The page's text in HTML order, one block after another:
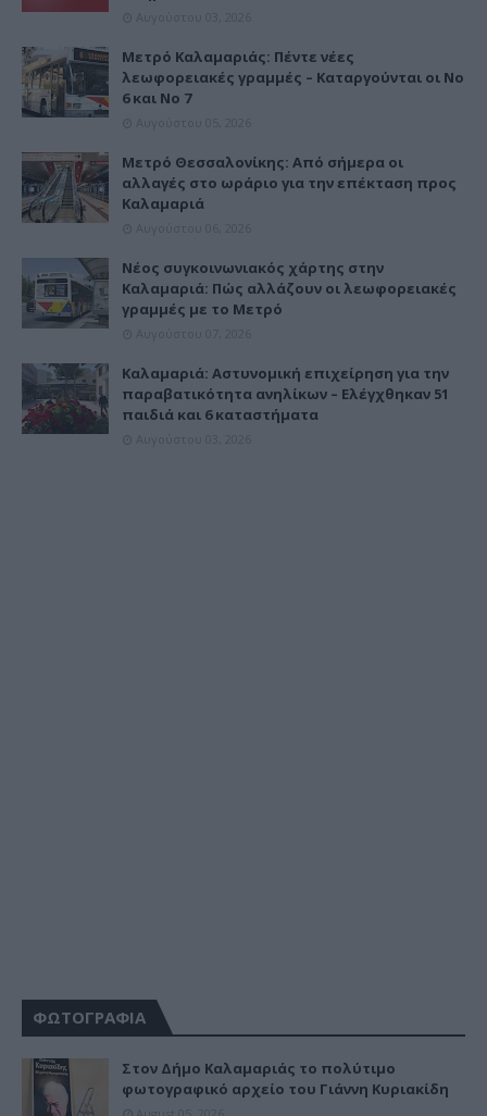
Μετρό Καλαμαριάς: Πέντε νέες
λεωφορειακές γραμμές – Καταργούνται οι Νο
6 και Νο 7
Μετρό Θεσσαλονίκης: Από σήμερα οι
αλλαγές στο ωράριο για την επέκταση προς
Καλαμαριά
Νέος συγκοινωνιακός χάρτης στην
Καλαμαριά: Πώς αλλάζουν οι λεωφορειακές
γραμμές με το Μετρό
Καλαμαριά: Αστυνομική επιχείρηση για την
παραβατικότητα ανηλίκων – Ελέγχθηκαν 51
παιδιά και 6 καταστήματα
ΦΩΤΟΓΡΑΦΙΑ
Στον Δήμο Καλαμαριάς το πολύτιμο
φωτογραφικό αρχείο του Γιάννη Κυριακίδη